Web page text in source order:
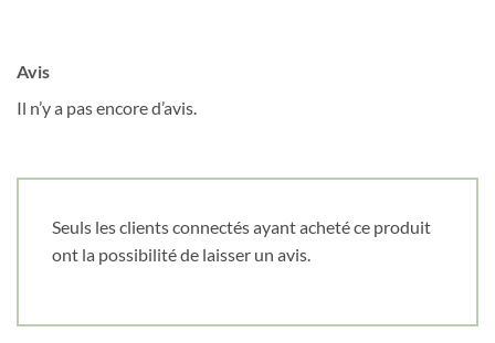
Avis
Il n’y a pas encore d’avis.
Seuls les clients connectés ayant acheté ce produit
ont la possibilité de laisser un avis.